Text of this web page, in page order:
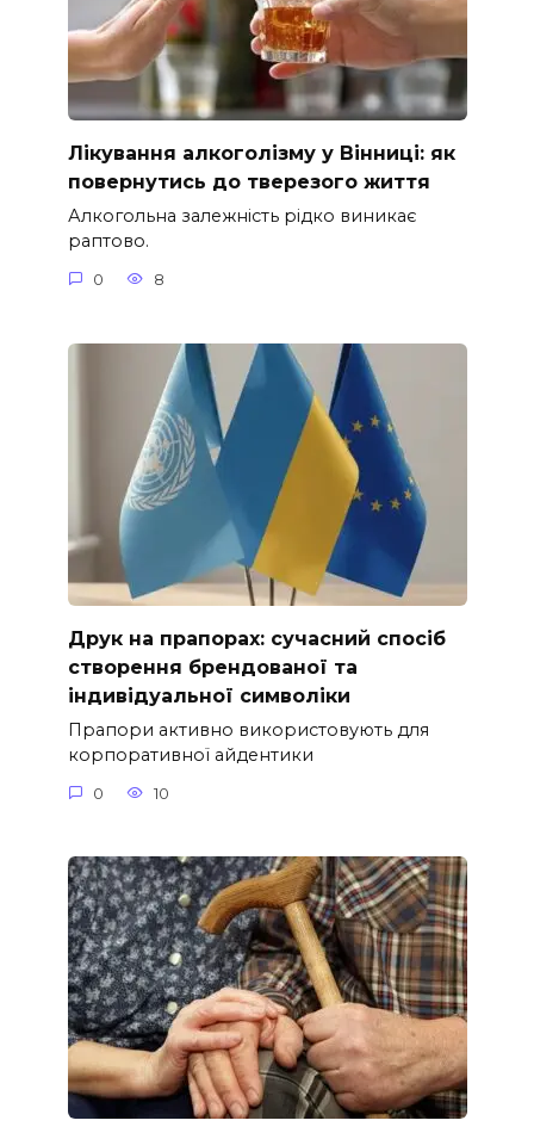
Лікування алкоголізму у Вінниці: як
повернутись до тверезого життя
Алкогольна залежність рідко виникає
раптово.
0 8
Друк на прапорах: сучасний спосіб
створення брендованої та
індивідуальної символіки
Прапори активно використовують для
корпоративної айдентики
0 10